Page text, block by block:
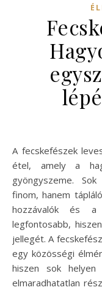
A fecskefészek leves egy ínycsiklandó és gazdag ízvilágú
étel, amely a
gyöngyszeme.
finom, hanem
hozzávalók és a
legfontosabb,
jellegét. A
egy közösségi
hiszen sok helyen
elmaradhatatlan